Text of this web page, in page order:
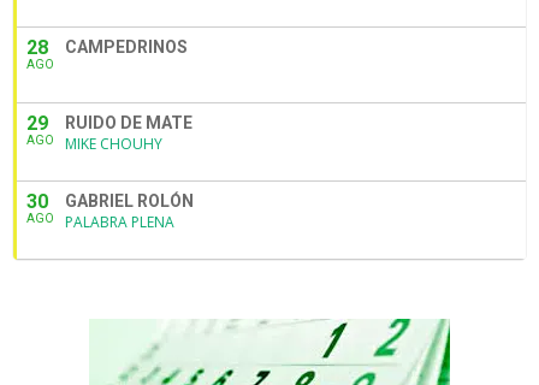
28
AGO
CAMPEDRINOS
29
AGO
RUIDO DE MATE
MIKE CHOUHY
30
AGO
GABRIEL ROLÓN
PALABRA PLENA